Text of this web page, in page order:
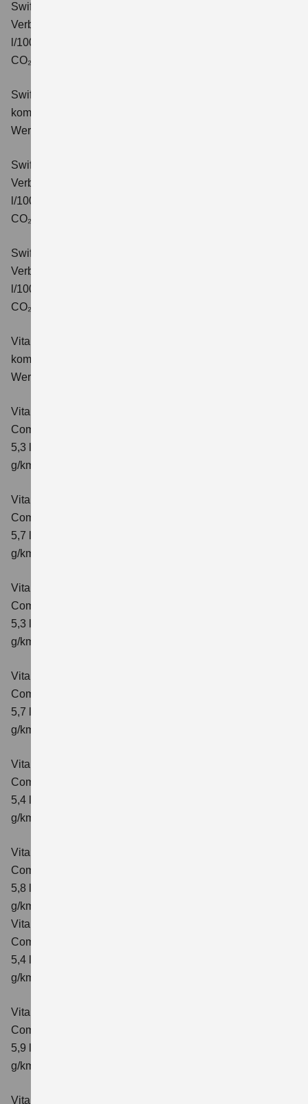
Swift 1.2 DUALJET HYBRID ALLGRIP Comfort
Verbrauchswerte: kombinierter Energieverbrauch 4,9
l/100km; kombinierter Wert der CO₂-Emission: 110 g/km;
CO₂-Klasse: C.
Swift 1.2 DUALJET HYBRID Comfort+
kombinierter Energieverbrauch 4,4 l/100km; kombinierter
Wert der CO₂-Emission: 99 g/km; CO₂-Klasse: C.
Swift 1.2 DUALJET HYBRID CVT Comfort+
Verbrauchswerte: kombinierter Energieverbrauch 4,7
l/100km; kombinierter Wert der CO₂-Emission: 106 g/km;
CO₂-Klasse: C.
Swift 1.2 DUALJET HYBRID ALLGRIP Comfort+
Verbrauchswerte: kombinierter Energieverbrauch 4,9
l/100km; kombinierter Wert der CO₂-Emission: 110 g/km;
CO₂-Klasse: C.
Vitara 1.4 BOOSTERJET HYBRID Club
kombinierter Energieverbrauch 5,3 l/100km; kombinierter
Wert der CO₂-Emission: 119 g/km; CO₂-Klasse: D
Vitara 1.4 BOOSTERJET HYBRID
Comfort
5,3 l/100km; kombinierter Wert der CO₂-Emission: 119
g/km; CO₂-Klasse: D
Vitara 1.4 BOOSTERJET HYBRID AT
Comfort
5,7 l/100 km; kombinierter Wert der CO₂-Emission: 129
g/km; CO₂-Klasse: D
Vitara 1.4 BOOSTERJET HYBRID
Comfort+
5,3 l/100km; kombinierter Wert der CO₂-Emission: 120
g/km; CO₂-Klasse: D
Vitara 1.4 BOOSTERJET HYBRID AT
Comfort+
5,7 l/100km; kombinierter Wert der CO₂-Emission: 130
g/km; CO₂-Klasse: D
Vitara 1.4 BOOSTERJET HYBRID ALLGRIP
Comfort
5,4 l/100km; kombinierter Wert der CO₂-Emission: 129
g/km; CO₂-Klasse: D
Vitara 1.4 BOOSTERJET HYBRID ALLGRIP AT
Comfort
5,8 l/100 km; kombinierter Wert der CO₂-Emission: 137
g/km; CO₂-Klasse: E
Vitara 1.4 BOOSTERJET HYBRID ALLGRIP
Comfort+ Verbrauchswerte: kombinierter Energieverbrauch
5,4 l/100km; kombinierter Wert der CO₂-Emission: 129
g/km; CO₂-Klasse: D
Vitara 1.4 BOOSTERJET HYBRID ALLGRIP AT
Comfort+
5,9 l/100 km; kombinierter Wert der CO₂-Emission: 138
g/km; CO₂-Klasse: E
Vitara 1.5 DUALJET HYBRID AGS